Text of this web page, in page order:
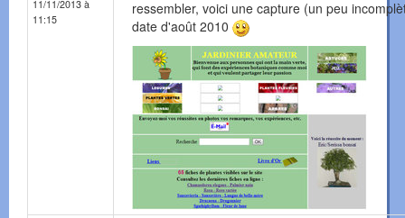
11/11/2013 à
11:15
ressembler, voici une capture (un peu
date d'août 2010